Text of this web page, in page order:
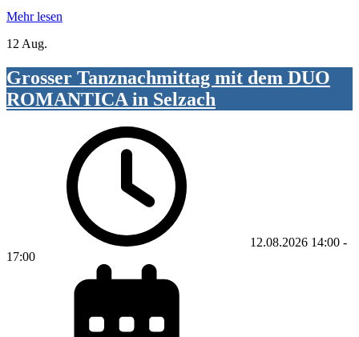
Mehr lesen
12 Aug.
Grosser Tanznachmittag mit dem DUO
ROMANTICA in Selzach
12.08.2026 14:00 -
17:00